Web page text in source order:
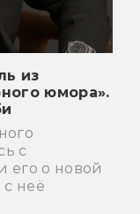
из
юмора».
с
его о новой
неё